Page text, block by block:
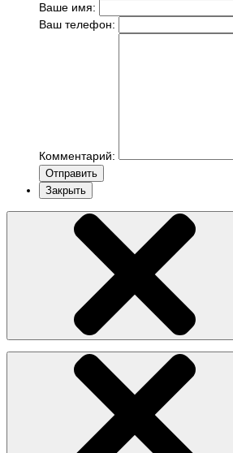
Ваше имя:
Ваш телефон:
Комментарий:
Отправить
Закрыть